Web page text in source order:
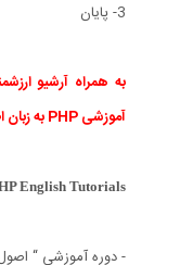
3- پایان
به همراه آرشیو
آموزشی PHP به زبان اصلی:
English Tutorials:
- دوره آموزشی “